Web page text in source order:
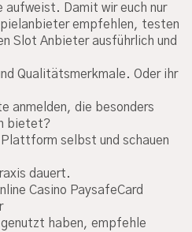
aufweist. Damit wir euch nur
empfehlen, testen
Slot Anbieter ausführlich und
Qualitätsmerkmale. Oder ihr
anmelden, die besonders
bietet?
selbst und schauen
dauert.
Casino PaysafeCard
genutzt haben, empfehle